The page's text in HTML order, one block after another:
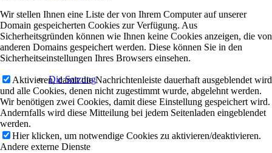
Die Satzung
Wir stellen Ihnen eine Liste der von Ihrem Computer auf unserer
Domain gespeicherten Cookies zur Verfügung. Aus
Sicherheitsgründen können wie Ihnen keine Cookies anzeigen, die von
anderen Domains gespeichert werden. Diese können Sie in den
Sicherheitseinstellungen Ihres Browsers einsehen.
Aktivieren, damit die Nachrichtenleiste dauerhaft ausgeblendet wird
und alle Cookies, denen nicht zugestimmt wurde, abgelehnt werden.
Wir benötigen zwei Cookies, damit diese Einstellung gespeichert wird.
Andernfalls wird diese Mitteilung bei jedem Seitenladen eingeblendet
werden.
Hier klicken, um notwendige Cookies zu aktivieren/deaktivieren.
Andere externe Dienste